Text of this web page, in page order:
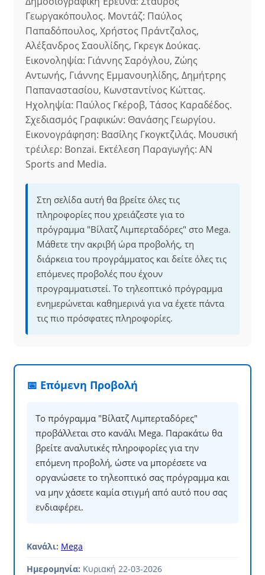
Γεωργακόπουλος. Μοντάζ: Παύλος
Παπαδόπουλος, Χρήστος Πράντζαλος,
Αλέξανδρος Σαουλίδης, Γκρεγκ Δούκας.
Εικονοληψία: Γιάννης Σαρόγλου, Ζώης
Αντωνής, Γιάννης Εμμανουηλίδης, Δημήτρης
Παπαναστασίου, Κωνσταντίνος Κώττας.
Ηχοληψία: Παύλος Γκέροβ, Τάσος Καραδέδος.
Σχεδιασμός Γραφικών: Θανάσης Γεωργίου.
Εικονογράφηση: Βασίλης Γκογκτζιλάς. Μουσική
τρέιλερ: Bonzai. Εκτέλεση Παραγωγής: AN
Sports and Media.
Στη σελίδα αυτή θα βρείτε όλες τις
πληροφορίες που χρειάζεστε για το
πρόγραμμα "Βίλατζ Λιμπερταδόρες" στο Mega.
Μάθετε την ακριβή ώρα προβολής, τη
διάρκεια του προγράμματος και δείτε όλες τις
επόμενες προβολές που έχουν
προγραμματιστεί. Το τηλεοπτικό πρόγραμμα
ενημερώνεται καθημερινά για να έχετε πάντα
τις πιο πρόσφατες πληροφορίες.
📅 Επόμενη Προβολή
Το πρόγραμμα "Βίλατζ Λιμπερταδόρες"
προβάλλεται στο κανάλι Mega. Παρακάτω θα
βρείτε αναλυτικές πληροφορίες για την
επόμενη προβολή, ώστε να μπορέσετε να
οργανώσετε το τηλεοπτικό σας πρόγραμμα και
να μην χάσετε καμία στιγμή από αυτό που σας
ενδιαφέρει.
Κανάλι: Mega
Ημερομηνία: Κυριακή 22-03-2026